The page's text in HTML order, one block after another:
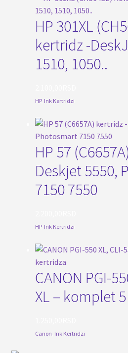
HP 301XL
kertridz -
1510, 1050..
HP, Ink Kertridzi
HP 57
Deskjet 5550,
7150 7550
HP, Ink Kertridzi
CANON PGI-
XL – komplet
Canon Ink Kertridzi